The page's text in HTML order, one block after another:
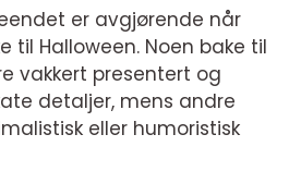
er avgjørende når
til Halloween. Noen bake til
vakkert presentert og
detaljer, mens andre
eller humoristisk